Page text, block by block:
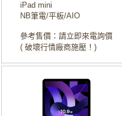
iPad mini
NB筆電/平板/AIO
參考售價：請立即來電詢價
( 破壞行情廠商施壓！)